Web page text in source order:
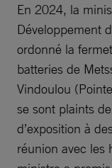
En 2024, la
Développement
ordonné la
batteries de
Vindoulou
se sont plaints
d’exposition à
réunion avec les